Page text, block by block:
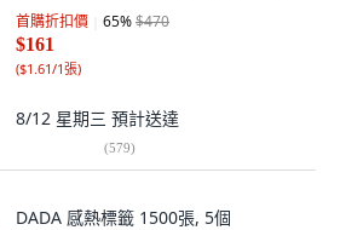
首購折扣價 65%$470
$161
($1.61/1張)
8/12 星期三 預計送達
(579)
DADA 感熱標籤 1500張, 5個